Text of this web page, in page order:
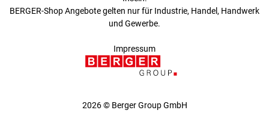
BERGER-Shop Angebote gelten nur für Industrie, Handel, Handwerk
und Gewerbe.
Impressum
2026 © Berger Group GmbH